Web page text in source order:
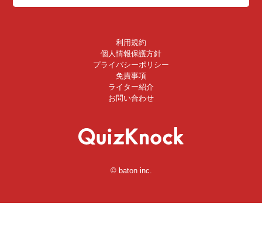
利用規約
個人情報保護方針
プライバシーポリシー
免責事項
ライター紹介
お問い合わせ
© baton inc.